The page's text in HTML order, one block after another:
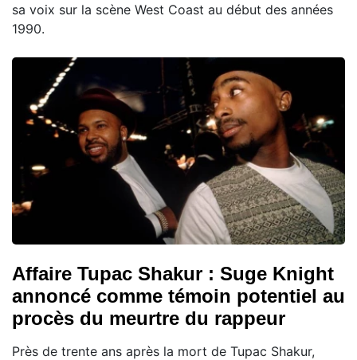
sa voix sur la scène West Coast au début des années
1990.
Affaire Tupac Shakur : Suge Knight
annoncé comme témoin potentiel au
procès du meurtre du rappeur
Près de trente ans après la mort de Tupac Shakur,